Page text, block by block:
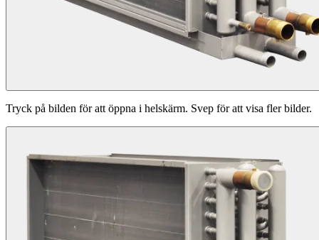
Tryck på bilden för att öppna i helskärm. Svep för att visa fler bilder.